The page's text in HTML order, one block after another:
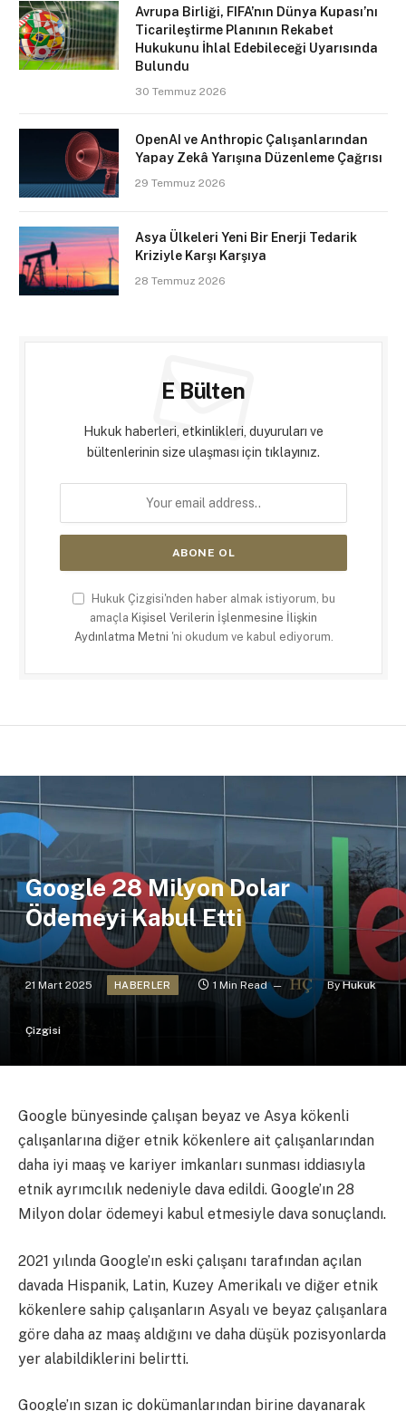
Avrupa Birliği, FIFA’nın Dünya Kupası’nı
Ticarileştirme Planının Rekabet
Hukukunu İhlal Edebileceği Uyarısında
Bulundu
30 Temmuz 2026
OpenAI ve Anthropic Çalışanlarından
Yapay Zekâ Yarışına Düzenleme Çağrısı
29 Temmuz 2026
Asya Ülkeleri Yeni Bir Enerji Tedarik
Kriziyle Karşı Karşıya
28 Temmuz 2026
E Bülten
Hukuk haberleri, etkinlikleri, duyuruları ve
bültenlerinin size ulaşması için tıklayınız.
Hukuk Çizgisi'nden haber almak istiyorum, bu
amaçla Kişisel Verilerin İşlenmesine İlişkin
Aydınlatma Metni 'ni okudum ve kabul ediyorum.
Google 28 Milyon Dolar
Ödemeyi Kabul Etti
21 Mart 2025 HABERLER 1 Min Read By Hukuk
Çizgisi
Google bünyesinde çalışan beyaz ve Asya kökenli
çalışanlarına diğer etnik kökenlere ait çalışanlarından
daha iyi maaş ve kariyer imkanları sunması iddiasıyla
etnik ayrımcılık nedeniyle dava edildi. Google’ın 28
Milyon dolar ödemeyi kabul etmesiyle dava sonuçlandı.
2021 yılında Google’ın eski çalışanı tarafından açılan
davada Hispanik, Latin, Kuzey Amerikalı ve diğer etnik
kökenlere sahip çalışanların Asyalı ve beyaz çalışanlara
göre daha az maaş aldığını ve daha düşük pozisyonlarda
yer alabildiklerini belirtti.
Google’ın sızan iç dokümanlarından birine dayanarak